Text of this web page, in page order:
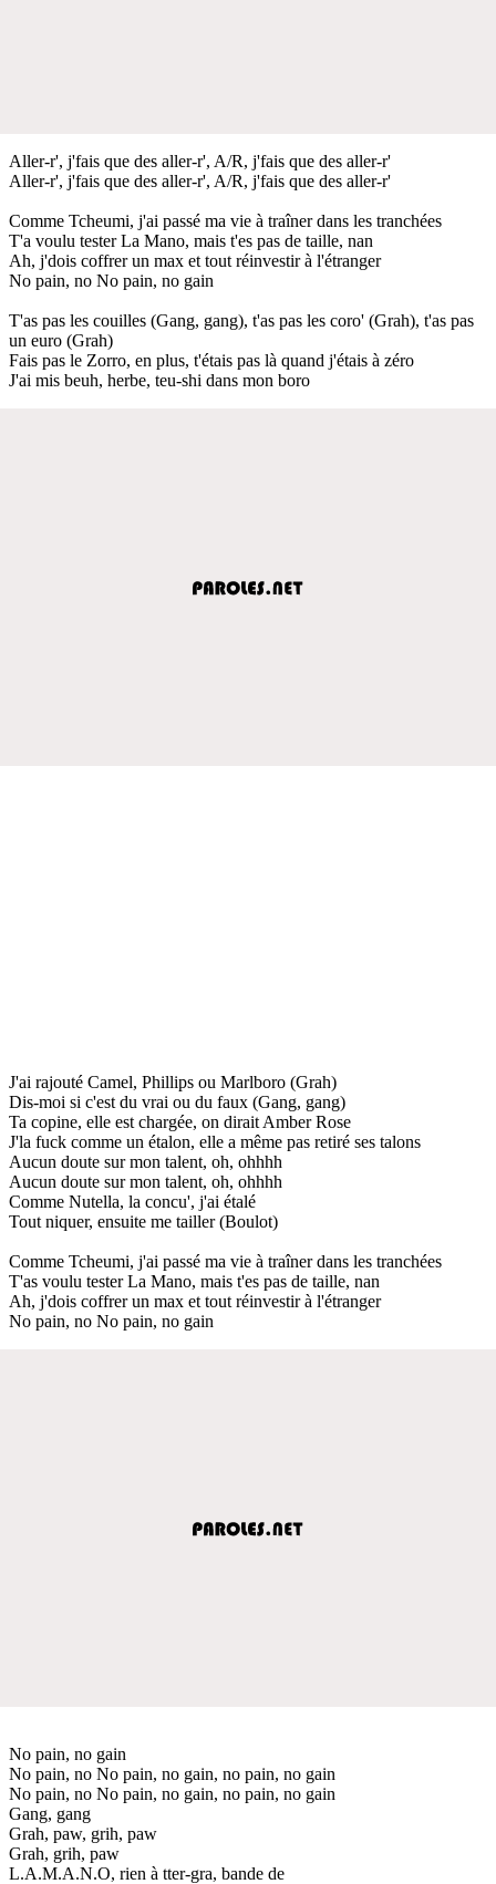
Aller-r', j'fais que des aller-r', A/R, j'fais que des aller-r'
Aller-r', j'fais que des aller-r', A/R, j'fais que des aller-r'
Comme Tcheumi, j'ai passé ma vie à traîner dans les tranchées
T'a voulu tester La Mano, mais t'es pas de taille, nan
Ah, j'dois coffrer un max et tout réinvestir à l'étranger
No pain, no No pain, no gain
T'as pas les couilles (Gang, gang), t'as pas les coro' (Grah), t'as pas
un euro (Grah)
Fais pas le Zorro, en plus, t'étais pas là quand j'étais à zéro
J'ai mis beuh, herbe, teu-shi dans mon boro
J'ai rajouté Camel, Phillips ou Marlboro (Grah)
Dis-moi si c'est du vrai ou du faux (Gang, gang)
Ta copine, elle est chargée, on dirait Amber Rose
J'la fuck comme un étalon, elle a même pas retiré ses talons
Aucun doute sur mon talent, oh, ohhhh
Aucun doute sur mon talent, oh, ohhhh
Comme Nutella, la concu', j'ai étalé
Tout niquer, ensuite me tailler (Boulot)
Comme Tcheumi, j'ai passé ma vie à traîner dans les tranchées
T'as voulu tester La Mano, mais t'es pas de taille, nan
Ah, j'dois coffrer un max et tout réinvestir à l'étranger
No pain, no No pain, no gain
No pain, no gain
No pain, no No pain, no gain, no pain, no gain
No pain, no No pain, no gain, no pain, no gain
Gang, gang
Grah, paw, grih, paw
Grah, grih, paw
L.A.M.A.N.O, rien à tter-gra, bande de